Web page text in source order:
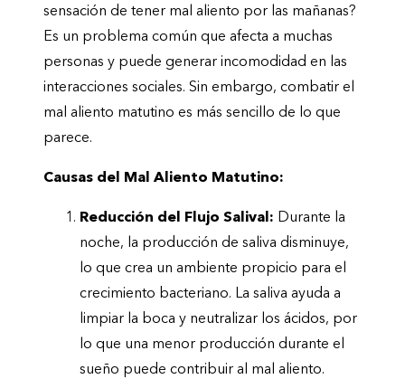
sensación de tener mal aliento por las mañanas?
Es un problema común que afecta a muchas
personas y puede generar incomodidad en las
interacciones sociales. Sin embargo, combatir el
mal aliento matutino es más sencillo de lo que
parece.
Causas del Mal Aliento Matutino:
Reducción del Flujo Salival: Durante la
noche, la producción de saliva disminuye,
lo que crea un ambiente propicio para el
crecimiento bacteriano. La saliva ayuda a
limpiar la boca y neutralizar los ácidos, por
lo que una menor producción durante el
sueño puede contribuir al mal aliento.